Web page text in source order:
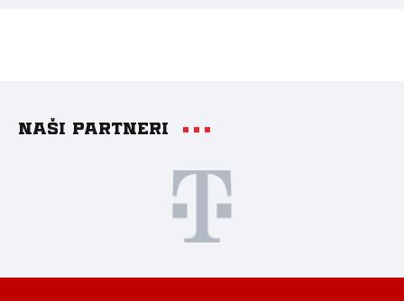
Naši partneri